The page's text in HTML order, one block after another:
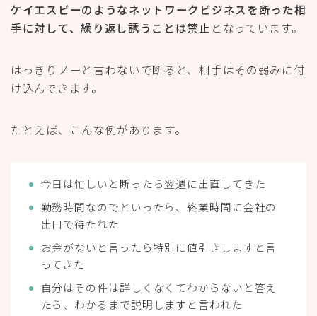
ケイエスビーのようなネットワークビジネスを断った相
手に対して、繰り返し誘うことは禁止 となっています。
はっきりノーと言わないで断ると、相手はその弱みに付
け込んできます。
たとえば、こんな例があります。
今日は忙しいと断ったら翌週に出直してきた
勤務時間なのでといったら、終業時間に会社の
出口で待たれた
お金がないと言ったら特別に値引きしますと言
ってきた
自分はその件は詳しくなくてわからないと答え
たら、わかるまで説明しますと言われた